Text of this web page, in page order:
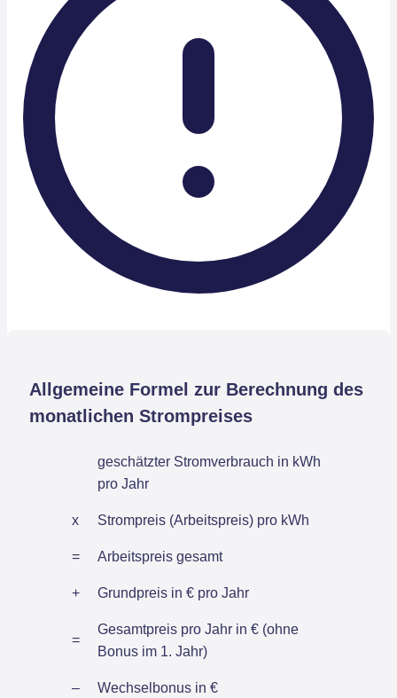
Allgemeine Formel zur Berechnung des
monatlichen Strompreises
geschätzter Stromverbrauch in kWh
pro Jahr
x Strompreis (Arbeitspreis) pro kWh
= Arbeitspreis gesamt
+ Grundpreis in € pro Jahr
=
Gesamtpreis pro Jahr in € (ohne
Bonus im 1. Jahr)
– Wechselbonus in €